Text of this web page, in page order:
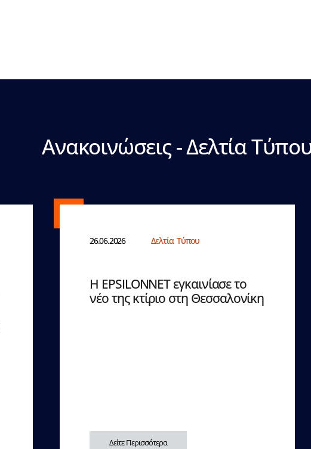
Ανακοινώσεις - Δελτία
26.06.2026 Δελτία Τύπου
Η EPSILONNET εγκαινίασε το
νέο της κτίριο στη Θεσσαλονίκη
Δείτε Περισσότερα